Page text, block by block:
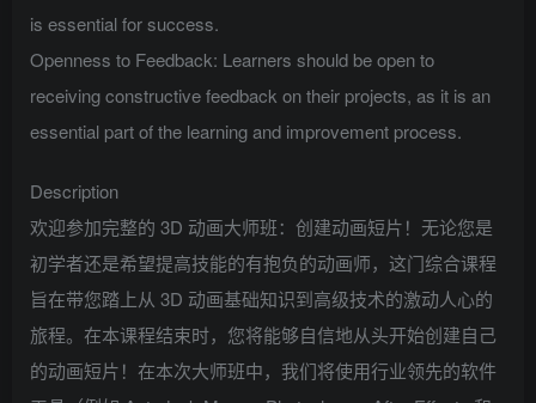
is essential for success.
Openness to Feedback: Learners should be open to
receiving constructive feedback on their projects, as it is an
essential part of the learning and improvement process.
Description
欢迎参加完整的 3D 动画大师班：创建动画短片！无论您是
初学者还是希望提高技能的有抱负的动画师，这门综合课程
旨在带您踏上从 3D 动画基础知识到高级技术的激动人心的
旅程。在本课程结束时，您将能够自信地从头开始创建自己
的动画短片！在本次大师班中，我们将使用行业领先的软件